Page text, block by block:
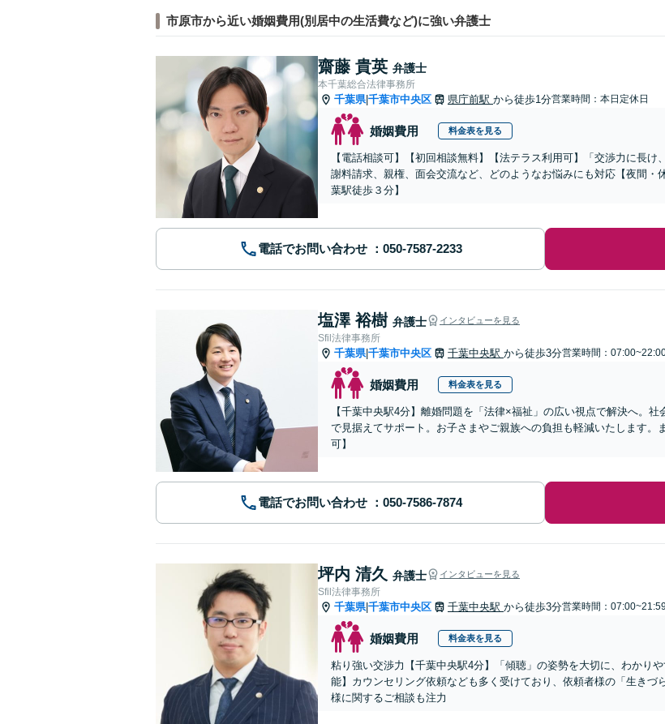
市原市から近い婚姻費用(別居中の生活費など)に強い弁護士
齋藤 貴英 弁護士
本千葉総合法律事務所
千葉県|千葉市中央区 県庁前駅 から徒歩1分営業時間：本日定休日
婚姻費用 料金表を見る
【電話相談可】【初回相談無料】【法テラス利用可】「交渉力に長
謝料請求、親権、面会交流など、どのようなお悩みにも対応【夜間
葉駅徒歩３分】
電話でお問い合わせ
塩澤 裕樹 弁護士 インタビューを見る
Sfil法律事務所
千葉県|千葉市中央区 千葉中央駅 から徒歩3分営業時間：
婚姻費用 料金表を見る
【千葉中央駅4分】離婚問題を「法律×福祉」の広い視点で解決へ。
で見据えてサポート。お子さまやご親族への負担も軽減いたします。
可】
電話でお問い合わせ
坪内 清久 弁護士 インタビューを見る
Sfil法律事務所
千葉県|千葉市中央区 千葉中央駅 から徒歩3分営業時間：
婚姻費用 料金表を見る
粘り強い交渉力【千葉中央駅4分】「傾聴」の姿勢を大切に、わかり
能】カウンセリング依頼なども多く受けており、依頼者様の「生き
様に関するご相談も注力